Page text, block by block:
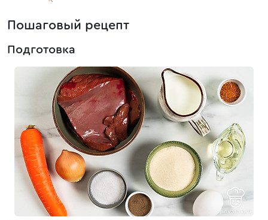
Пошаговый рецепт
Подготовка